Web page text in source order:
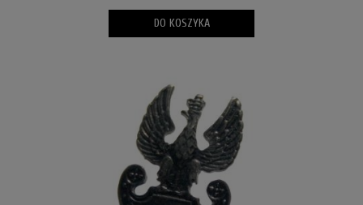
DO KOSZYKA